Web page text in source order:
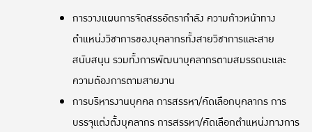
การวางแผนการจัดสรรอัตรากำลัง ความก้าวหน้าทาง
ตำแหน่งวิชาการของบุคลากรทั้งสายวิชาการและสาย
สนับสนุน รวมทั้งการพัฒนาบุคลากรตามสมรรถนะและ
ความต้องการตามสายงาน
การบริหารงานบุคคล การสรรหา/คัดเลือกบุคลากร การ
บรรจุแต่งตั้งบุคลากร การสรรหา/คัดเลือกตำแหน่งทางการ